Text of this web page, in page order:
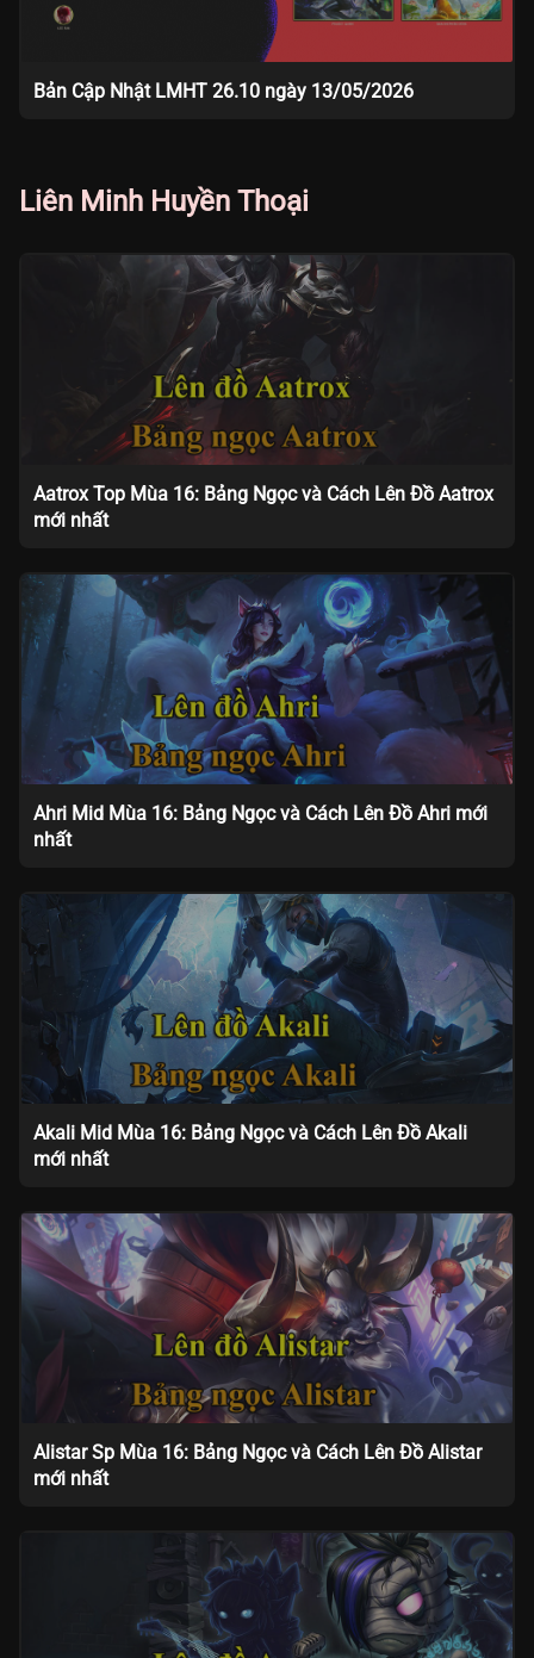
Bản Cập Nhật LMHT 26.10 ngày 13/05/2026
Liên Minh Huyền Thoại
Aatrox Top Mùa 16: Bảng Ngọc và Cách Lên Đồ Aatrox
mới nhất
Ahri Mid Mùa 16: Bảng Ngọc và Cách Lên Đồ Ahri mới
nhất
Akali Mid Mùa 16: Bảng Ngọc và Cách Lên Đồ Akali
mới nhất
Alistar Sp Mùa 16: Bảng Ngọc và Cách Lên Đồ Alistar
mới nhất